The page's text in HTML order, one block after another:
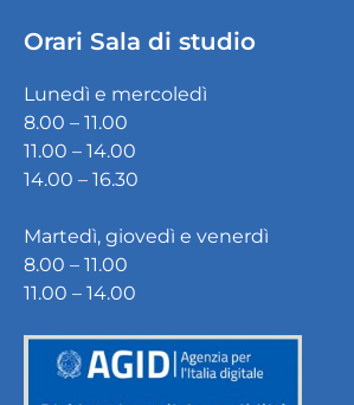
Orari Sala di studio
Lunedì e mercoledì
8.00 – 11.00
11.00 – 14.00
14.00 – 16.30
Martedì, giovedì e venerdì
8.00 – 11.00
11.00 – 14.00